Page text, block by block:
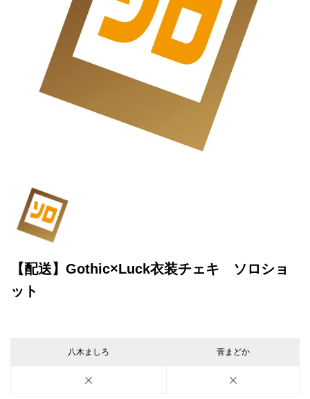
【配送】Gothic×Luck衣装チェキ ソロショ
ット
八木ましろ 菅まどか